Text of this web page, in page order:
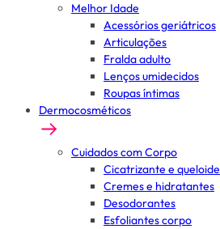
Melhor Idade
Acessórios geriátricos
Articulações
Fralda adulto
Lenços umidecidos
Roupas íntimas
Dermocosméticos
Cuidados com Corpo
Cicatrizante e queloide
Cremes e hidratantes
Desodorantes
Esfoliantes corpo